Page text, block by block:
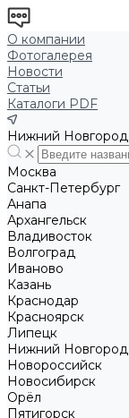
О компании
Фотогалерея
Новости
Статьи
Каталоги PDF
Нижний Новгород
Москва
Санкт-Петербург
Анапа
Архангельск
Владивосток
Волгоград
Иваново
Казань
Краснодар
Красноярск
Липецк
Нижний Новгород
Новороссийск
Новосибирск
Орёл
Пятигорск